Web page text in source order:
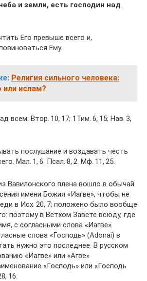
и земли, есть господин над
Его превыше всего и,
Ему.
Религия сильного человека:
или ислам?
всем: Втор. 10, 17; 1Тим. 6, 15; Нав. 3,
послушание и воздавать честь
Мал. 1, 6. Псал. 8, 2. Мф. 11, 25.
Вавилонского плена вошло в обычай
имени Божия «Иагве», чтобы не
в Исх. 20, 7; положено было вообще
поэтому в Ветхом Завете всюду, где
с согласными слова «Иагве»
слова «Господь» (Adonai) в
нужно это последнее. В русском
«Иагве» или «Агве»
«Господь» или «Господь
16.